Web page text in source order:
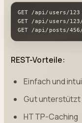
GET /api/users/123
GET /api/users/
GET /api/posts/456/
REST-Vorteile:
Einfach und
Gut unterstützt
HTTP-Caching